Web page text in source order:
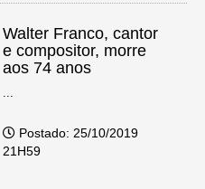
Walter Franco, cantor
e compositor, morre
aos 74 anos
...
Postado: 25/10/2019
21H59